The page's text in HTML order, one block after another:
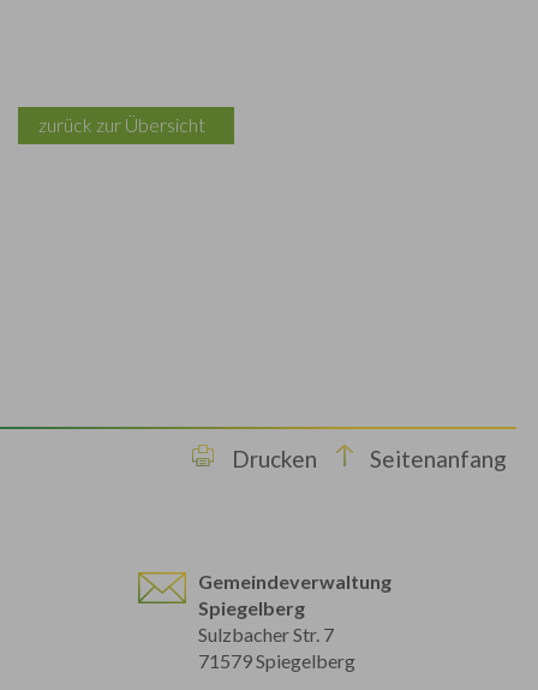
zurück zur Übersicht
Drucken Seitenanfang
Gemeindeverwaltung
Spiegelberg
Sulzbacher Str. 7
71579 Spiegelberg